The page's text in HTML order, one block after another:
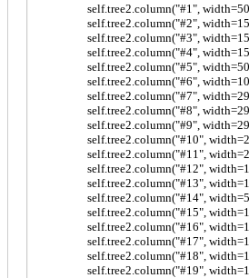
self.tree2.column("#1",
self.tree2.column("#2",
self.tree2.column("#3",
self.tree2.column("#4",
self.tree2.column("#5",
self.tree2.column("#6",
self.tree2.column("#7",
self.tree2.column("#8",
self.tree2.column("#9",
self.tree2.column("#10",
self.tree2.column("#11",
self.tree2.column("#12",
self.tree2.column("#13",
self.tree2.column("#14",
self.tree2.column("#15",
self.tree2.column("#16",
self.tree2.column("#17",
self.tree2.column("#18",
self.tree2.column("#19",